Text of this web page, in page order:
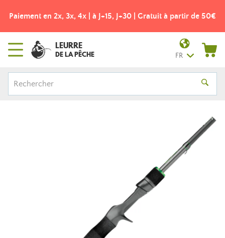
Paiement en 2x, 3x, 4x | à J+15, J+30 | Gratuit à partir de 50€
LEURRE
DE LA PÊCHE FR